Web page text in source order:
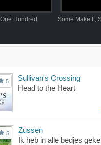
One Hundred Some Make It,
5
Sullivan's Crossing
Head to the Heart
5
Zussen
Ik heb in alle bedjes